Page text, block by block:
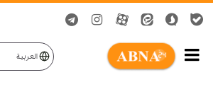
العربية